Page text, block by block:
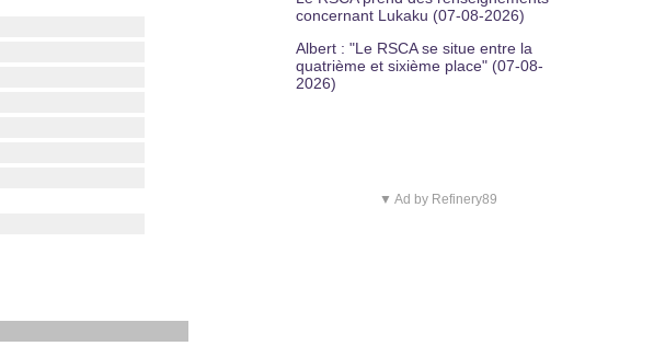
concernant Lukaku (07-08-2026)
Albert : "Le RSCA se situe entre la
quatrième et sixième place" (07-08-
2026)
▼ Ad by Refinery89